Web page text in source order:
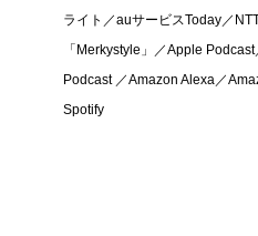
ライト／auサービスToday／
「Merkystyle」／Apple
Podcast ／Amazon Alexa／
Spotify